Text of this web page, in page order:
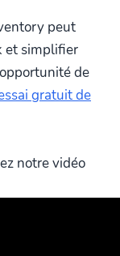
peut
et simplifier
de
gratuit de
notre vidéo